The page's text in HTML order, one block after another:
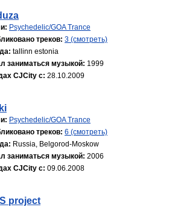
Psychedelic/GOA Trance
треков: 3 (смотреть)
tallinn estonia
заниматься музыкой: 1999
CJCity с: 28.10.2009
Psychedelic/GOA Trance
треков: 6 (смотреть)
Russia, Belgorod-Moskow
заниматься музыкой: 2006
CJCity с: 09.06.2008
project